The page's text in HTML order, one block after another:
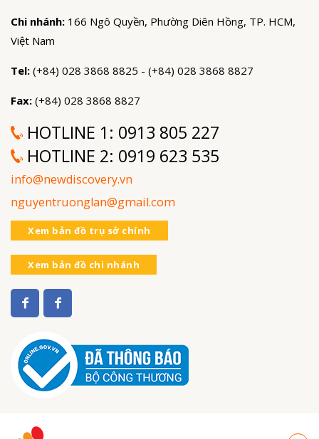
Chi nhánh: 166 Ngô Quyền, Phường Diên Hồng, TP. HCM,
Việt Nam
Tel: (+84) 028 3868 8825 - (+84) 028 3868 8827
Fax: (+84) 028 3868 8827
HOTLINE 1: 0913 805 227
HOTLINE 2: 0919 623 535
info@newdiscovery.vn
nguyentruonglan@gmail.com
Xem bản đồ trụ sở chính
Xem bản đồ chi nhánh